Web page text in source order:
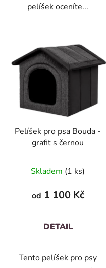
pelíšek oceníte...
Pelíšek pro psa Bouda -
grafit s černou
Skladem (1 ks)
od 1 100 Kč
DETAIL
Tento pelíšek pro psy